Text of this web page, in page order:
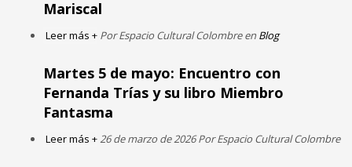
Mariscal
Leer más + Por Espacio Cultural Colombre en Blog
Martes 5 de mayo: Encuentro con
Fernanda Trías y su libro Miembro
Fantasma
Leer más + 26 de marzo de 2026 Por Espacio Cultural Colombre